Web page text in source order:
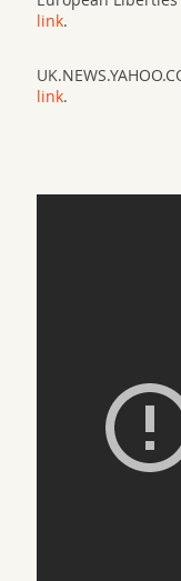
link.
link.